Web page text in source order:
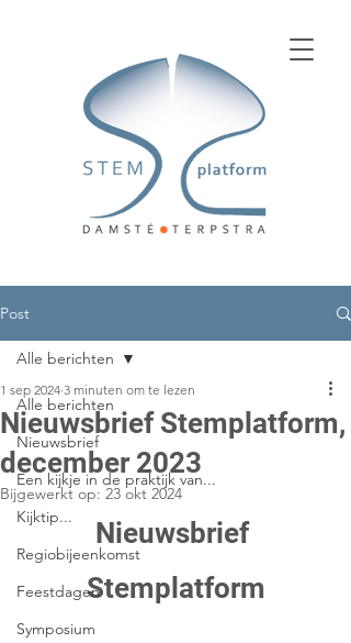
Post
Alle berichten
Nieuwsbrief
Een kijkje in de praktijk van...
Kijktip...
Regiobijeenkomst
Feestdagen
Symposium
Alle berichten
Nieuwsbrief Stemplatform,
december 2023
1 sep 2024 3 minuten om te lezen
Bijgewerkt op: 23 okt 2024
Nieuwsbrief
Stemplatform